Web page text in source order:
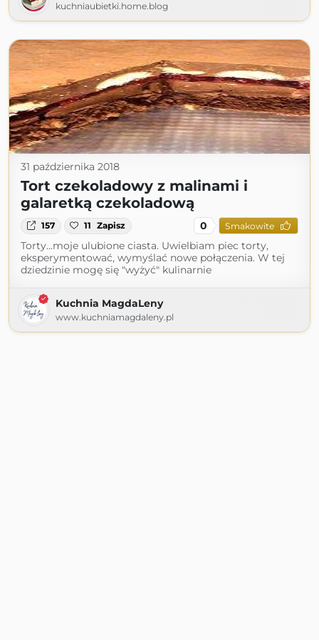
kuchniaubietki.home.blog
31 października 2018
Tort czekoladowy z malinami i
galaretką czekoladową
157 11 Zapisz 0 Smakowite
Torty...moje ulubione ciasta. Uwielbiam piec torty,
eksperymentować, wymyślać nowe połączenia. W tej
dziedzinie mogę się "wyżyć" kulinarnie
Kuchnia MagdaLeny
www.kuchniamagdaleny.pl